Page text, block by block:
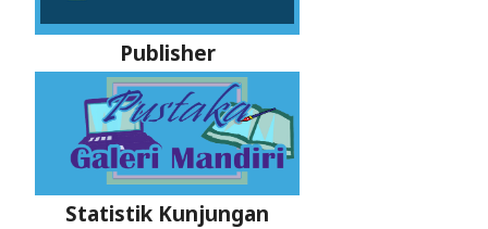
Publisher
Statistik Kunjungan